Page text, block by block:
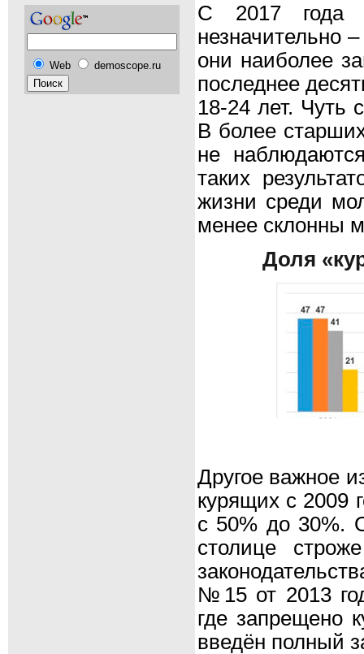
Web demoscope.ru
С 2017 года
незначительно
они наиболее
последнее
18-24 лет. Чуть
В более
не
таких
жизни среди
менее склонны
Доля
Другое важное
курящих с 2009
с 50% до 30%.
столице
№15 от 2013
где запрещено
введён полный